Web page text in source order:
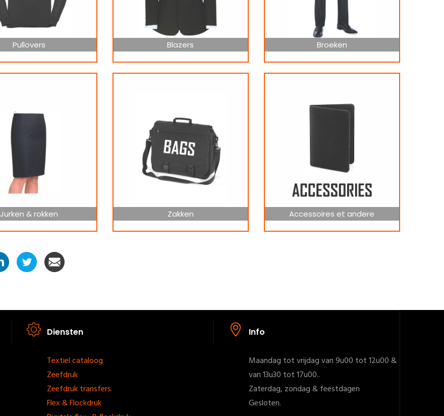
Pullovers Blazers Broeken
Jurken & rokken Zakken Accessoires et andere
Diensten
Footer
menu
Textiel cataloog
Zeefdruk
Zeefdruk transfers
Flex & Flockdruk
Info
Maandag tot vrijdag van 9u00 tot 12u00 &
van 13u30 tot 17u00..
Zaterdag, zondag & feestdagen
Gesloten.